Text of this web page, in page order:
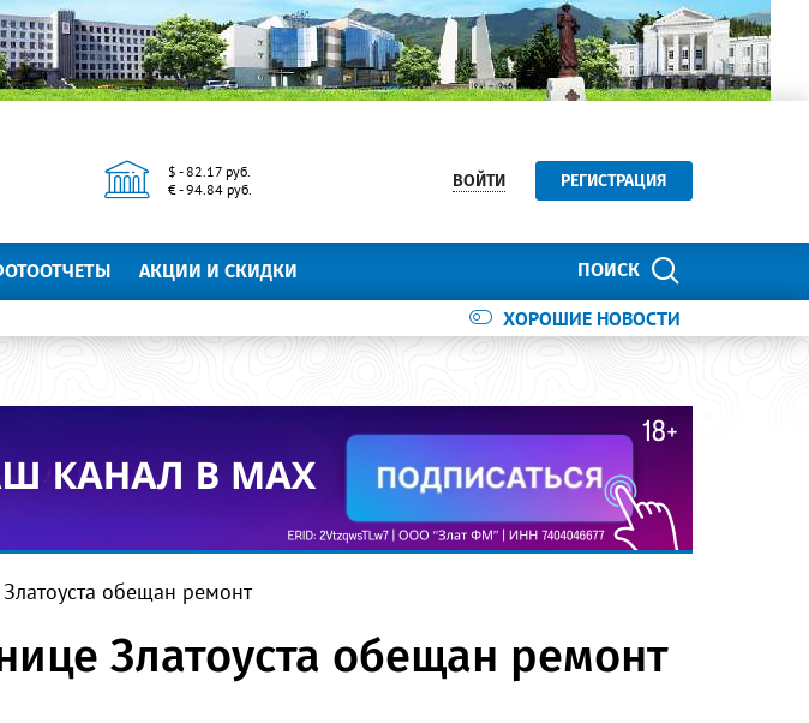
$ - 82.17 руб.
€ - 94.84 руб.
ВОЙТИ РЕГИСТРАЦИЯ
ПОИСК
АКЦИИ И СКИДКИ
ХОРОШИЕ НОВОСТИ
обещан ремонт
Златоуста обещан ремонт